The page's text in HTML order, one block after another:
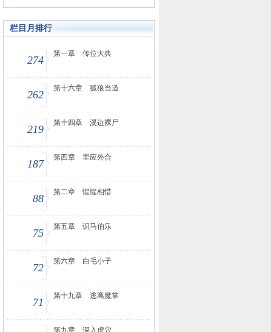
栏目月排行
274
第一章 传位大典
262
第十六章 狐狼当道
219
第十四章 溪边裸尸
187
第四章 里应外合
88
第二章 惺惺相惜
75
第五章 识马伯乐
72
第六章 白毛小子
71
第十九章 逃离魔掌
第九章 深入虎穴